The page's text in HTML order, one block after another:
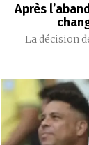
Après
La décision